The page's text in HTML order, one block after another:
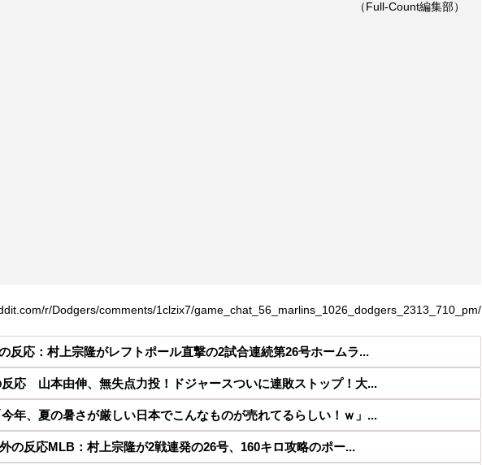
（Full-Count編集部）
r/Dodgers/comments/1clzix7/game_chat_56_marlins_1026_dodgers_2313_710_pm/
反応：村上宗隆がレフトポール直撃の2試合連続第26号ホームラ...
応 山本由伸、無失点力投！ドジャースついに連敗ストップ！大...
年、夏の暑さが厳しい日本でこんなものが売れてるらしい！ｗ」...
の反応MLB：村上宗隆が2戦連発の26号、160キロ攻略のポー...